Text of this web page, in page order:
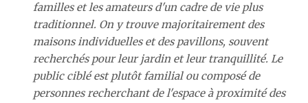
familles et les amateurs d'un cadre de vie plus
traditionnel. On y trouve majoritairement des
maisons individuelles et des pavillons, souvent
recherchés pour leur jardin et leur tranquillité. Le
public ciblé est plutôt familial ou composé de
personnes recherchant de l'espace à proximité des